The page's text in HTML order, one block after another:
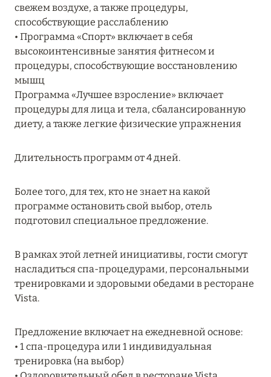
27 сентября 2024
HÔTEL BARRIÈRE LES NEIGES
Подробнее
27 сентября 2024
Подробнее
RIXOS PREMIUM SAADIYAT ISLAND ABU DHABI:
ЭКСКЛЮЗИВНО»
Подробнее
ВЫГОДНАЯ АРИФМЕТИКА ОТ ULTIMA GSTAAD
И ULTIMA COURCHEVEL
Подробнее
свежем воздухе, а также процедуры,
способствующие расслаблению
• Программа «Спорт» включает в себя
высокоинтенсивные занятия фитнесом и
процедуры, способствующие восстановлению
мышц
Программа «Лучшее взросление» включает
процедуры для лица и тела, сбалансированную
диету, а также легкие физические упражнения
Длительность программ от 4 дней.
Более того, для тех, кто не знает на какой
программе остановить свой выбор, отель
подготовил специальное предложение.
В рамках этой летней инициативы, гости смогут
насладиться спа-процедурами, персональными
тренировками и здоровыми обедами в ресторане
Vista.
Предложение включает на ежедневной основе:
• 1 спа-процедура или 1 индивидуальная
тренировка (на выбор)